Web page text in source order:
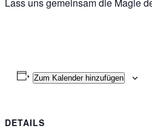
Zum Kalender hinzufügen
DETAILS